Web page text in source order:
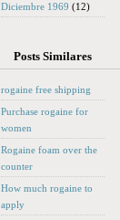
Diciembre 1969 (12)
Posts Similares
rogaine free shipping
Purchase rogaine for
women
Rogaine foam over the
counter
How much rogaine to
apply